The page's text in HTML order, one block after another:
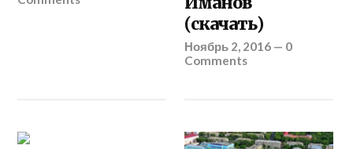
(скачать)
Ноябрь 2, 2016 — 0
Comments